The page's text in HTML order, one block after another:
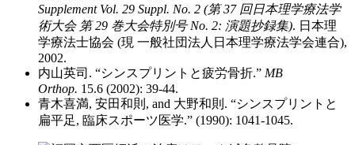
Supplement Vol. 29 Suppl. No. 2 (第 37 回日本理学療法学
術大会 第 29 巻大会特別号 No. 2: 演題抄録集). 日本理
学療法士協会 (現 一般社団法人日本理学療法学会連合),
2002.
内山英司. “シンスプリントと疲労骨折.” MB
Orthop. 15.6 (2002): 39-44.
青木喜満, 安田和則, and 大野和則. “シンスプリントと
扁平足, 臨床スポーツ医学.” (1990): 1041-1045.